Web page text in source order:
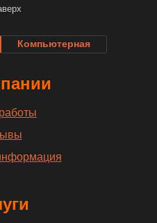
Компьютерная